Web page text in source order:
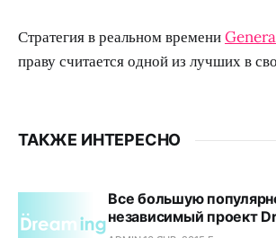
Стратегия в реальном времени
праву считается одной из лучших в
ТАКЖЕ ИНТЕРЕСНО
Все большую
независимый проект